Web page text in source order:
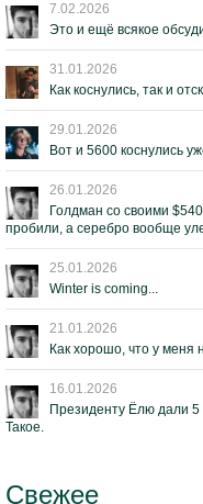
7.02.2026
Это и ещё всякое
31.01.2026
Как коснулись, так и
29.01.2026
Вот и 5600 коснулись
26.01.2026
Голдман со своими
пробили, а серебро вообще
25.01.2026
Winter is coming...
21.01.2026
Как хорошо, что у меня
16.01.2026
Президенту Ёлю дали
Такое.
Свежее